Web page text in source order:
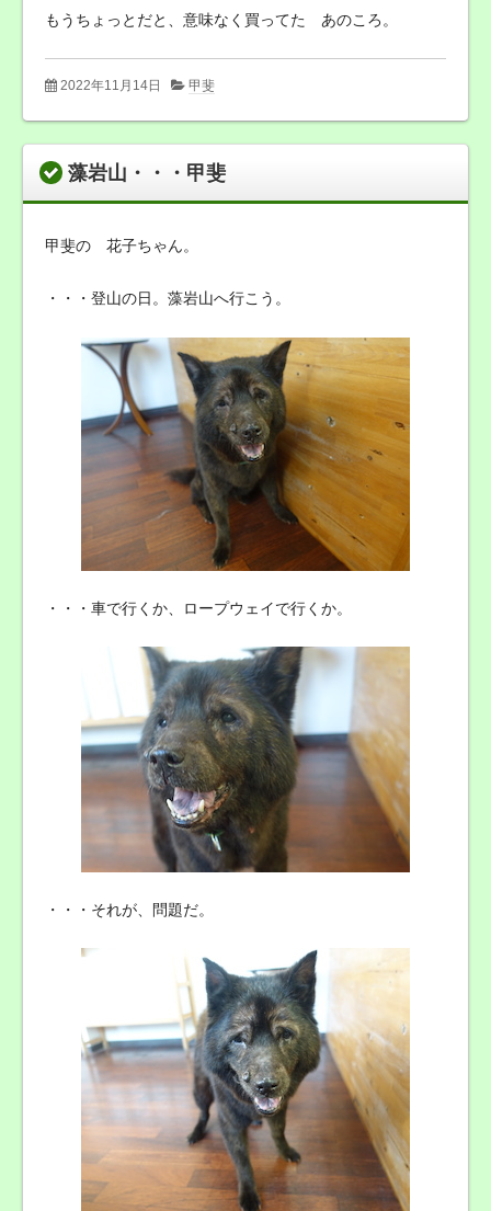
もうちょっとだと、意味なく買ってた あのころ。
2022年11月14日 甲斐
藻岩山・・・甲斐
甲斐の 花子ちゃん。
・・・登山の日。藻岩山へ行こう。
・・・車で行くか、ロープウェイで行くか。
・・・それが、問題だ。